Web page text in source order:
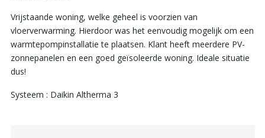
Vrijstaande woning, welke geheel is voorzien van
vloerverwarming. Hierdoor was het eenvoudig mogelijk om een
warmtepompinstallatie te plaatsen. Klant heeft meerdere PV-
zonnepanelen en een goed geïsoleerde woning. Ideale situatie
dus!
Systeem : Daikin Altherma 3